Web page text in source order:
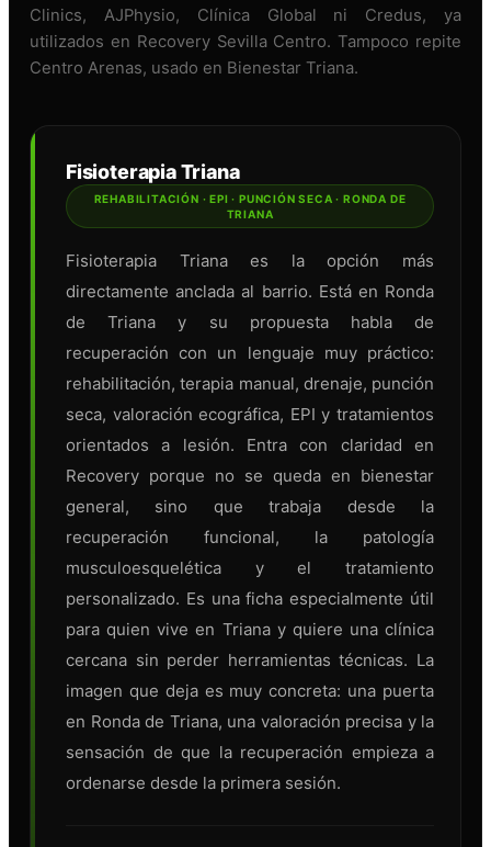
Clinics, AJPhysio, Clínica Global ni Credus, ya
utilizados en Recovery Sevilla Centro. Tampoco repite
Centro Arenas, usado en Bienestar Triana.
Fisioterapia Triana
REHABILITACIÓN · EPI · PUNCIÓN SECA · RONDA DE
TRIANA
Fisioterapia Triana es la opción más
directamente anclada al barrio. Está en Ronda
de Triana y su propuesta habla de
recuperación con un lenguaje muy práctico:
rehabilitación, terapia manual, drenaje, punción
seca, valoración ecográfica, EPI y tratamientos
orientados a lesión. Entra con claridad en
Recovery porque no se queda en bienestar
general, sino que trabaja desde la
recuperación funcional, la patología
musculoesquelética y el tratamiento
personalizado. Es una ficha especialmente útil
para quien vive en Triana y quiere una clínica
cercana sin perder herramientas técnicas. La
imagen que deja es muy concreta: una puerta
en Ronda de Triana, una valoración precisa y la
sensación de que la recuperación empieza a
ordenarse desde la primera sesión.